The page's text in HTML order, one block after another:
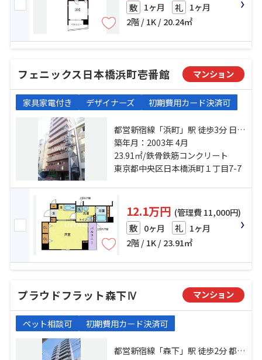
敷 1ヶ月 礼 1ヶ月
2階 / 1K / 20.24㎡
フェニックス日本橋浜町壱番館 マンション
家具家電付き デザイナーズ 初期費用カード決済可
都営新宿線「浜町」駅 徒歩3分 日比
谷線「人形町」駅 徒歩10分 総武本
線「馬喰町」駅 徒歩10分
築年月：2003年 4月
23.91㎡/鉄骨鉄筋コンクリート
東京都中央区日本橋浜町１丁目7-7
12.1万円 (管理費 11,000円)
敷 0ヶ月 礼 1ヶ月
2階 / 1K / 23.91㎡
プラウドフラット森下Ⅳ マンション
ペット相談可 初期費用カード決済可
都営新宿線「森下」駅 徒歩2分 都営